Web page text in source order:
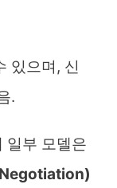
있으며, 신
.
일부 모델은